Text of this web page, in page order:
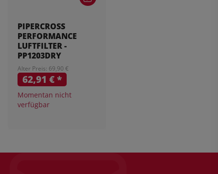
PIPERCROSS
PERFORMANCE
LUFTFILTER -
PP1203DRY
Alter Preis: 69,90 €
62,91 €*
Momentan nicht
verfügbar